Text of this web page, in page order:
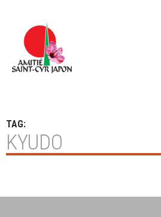
TAG:
KYUDO